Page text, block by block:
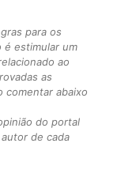
para os
é estimular um
ao
as
comentar abaixo
do portal
de cada